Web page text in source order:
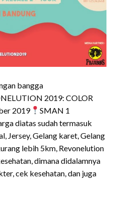
bangga
2019: COLOR
2019
SMAN 1
diatas sudah termasuk
Jersey, Gelang karet, Gelang
lebih 5km, Revonelution
dimana didalamnya
cek kesehatan, dan juga